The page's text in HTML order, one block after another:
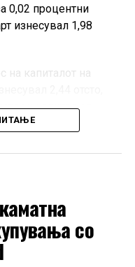
0,02 процентни
изнесувал 1,98
на капиталот на
капитал од
била 16,27 отсто.
опфаќаат 335
филијали под
кои работат на
покриваат
сектор
со